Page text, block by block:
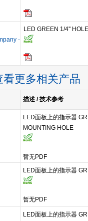
-
LED GREEN 1/4''
看更多相关产品
描述 / 技术参考
LED面板上的指示器
MOUNTING HOLE
暂无PDF
LED面板上的指示器
暂无PDF
LED面板上的指示器